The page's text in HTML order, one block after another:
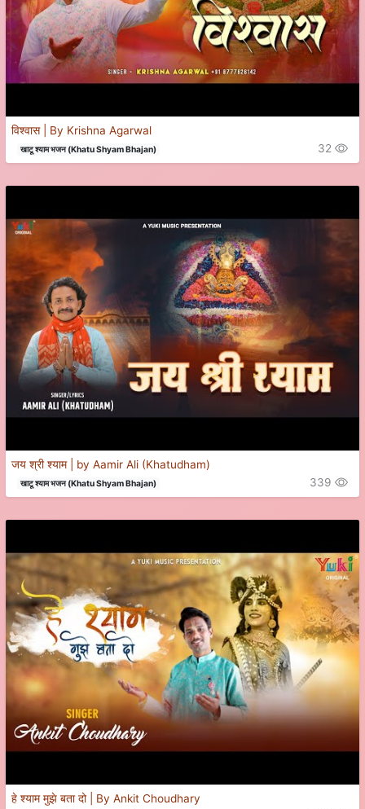
विश्वास | By Krishna Agarwal
खाटू श्याम भजन (Khatu Shyam Bhajan) 32
जय श्री श्याम | by Aamir Ali (Khatudham)
खाटू श्याम भजन (Khatu Shyam Bhajan) 339
हे श्याम मुझे बता दो | By Ankit Choudhary